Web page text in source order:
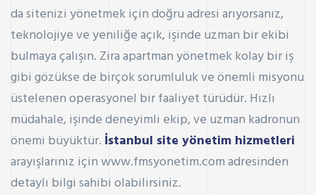
da sitenizi yönetmek için doğru adresi arıyorsanız,
teknolojiye ve yeniliğe açık, işinde uzman bir ekibi
bulmaya çalışın. Zira apartman yönetmek kolay bir iş
gibi gözükse de birçok sorumluluk ve önemli misyonu
üstelenen operasyonel bir faaliyet türüdür. Hızlı
müdahale, işinde deneyimli ekip, ve uzman kadronun
önemi büyüktür. İstanbul site yönetim hizmetleri
arayışlarınız için www.fmsyonetim.com adresinden
detaylı bilgi sahibi olabilirsiniz.